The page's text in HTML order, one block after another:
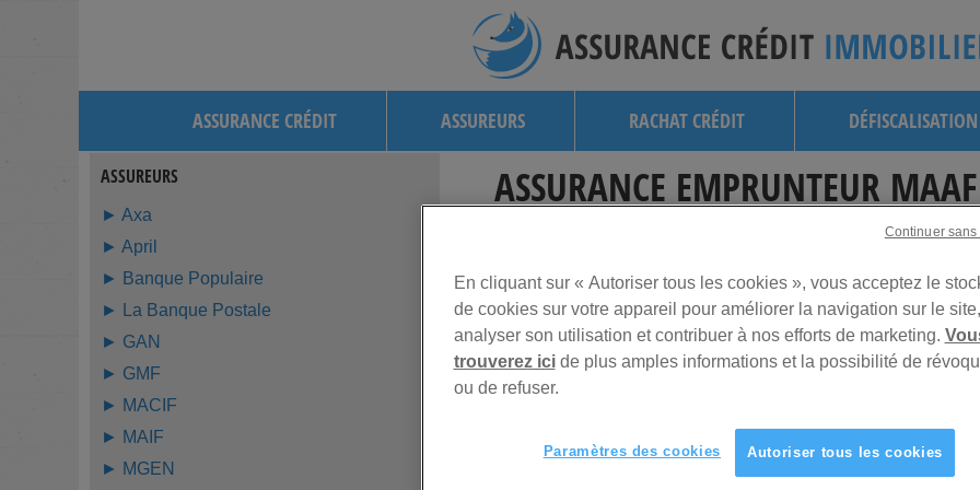
ASSURANCE CRÉDIT ASSUREURS RACHAT CRÉDIT DÉFISCALISATION
ASSUREURS
► Axa
► April
► Banque Populaire
► La Banque Postale
► GAN
► GMF
► MACIF
► MAIF
► MGEN
ASSURANCE EMPRUNTEUR
La Mutuelle
appelée la
donner la
dans un esprit
MAAF
de l’épargne,
Ses services
professions
salariés, ainsi
En cliquant sur « Autoriser tous les cookies », vous acceptez le
de cookies sur votre appareil pour améliorer la navigation sur le site,
analyser son utilisation et contribuer à nos efforts de marketing.
trouverez icide plus amples informations et la possibilité de
ou de refuser.
Autoriser tous les cookies
Paramètres des cookies
Continuer sans